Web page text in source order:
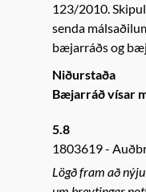
123/2010.
senda
bæjarráðs og
Niðurstaða
Bæjarráð vísar
5.8
1803619
Lögð fram að